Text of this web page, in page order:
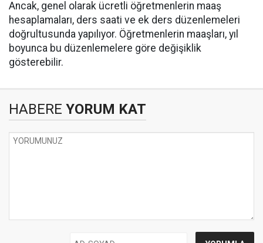
Ancak, genel olarak ücretli öğretmenlerin maaş
hesaplamaları, ders saati ve ek ders düzenlemeleri
doğrultusunda yapılıyor. Öğretmenlerin maaşları, yıl
boyunca bu düzenlemelere göre değişiklik
gösterebilir.
HABERE YORUM KAT